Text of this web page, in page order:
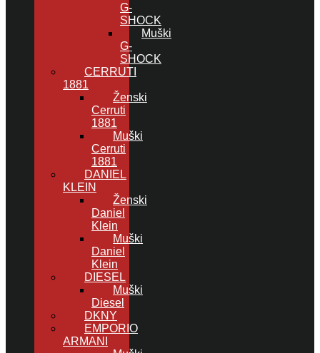
G-
SHOCK
Muški
G-
SHOCK
CERRUTI
1881
Ženski
Cerruti
1881
Muški
Cerruti
1881
DANIEL
KLEIN
Ženski
Daniel
Klein
Muški
Daniel
Klein
DIESEL
Muški
Diesel
DKNY
EMPORIO
ARMANI